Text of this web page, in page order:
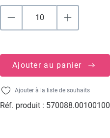
Ajouter au panier
Ajouter à la liste de souhaits
Réf. produit : 570088.00100100